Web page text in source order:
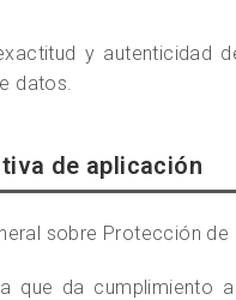
y
datos.
de aplicación
sobre Protección de
que da